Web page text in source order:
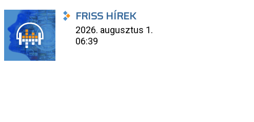
FRISS HÍREK
2026. augusztus 1.
06:39